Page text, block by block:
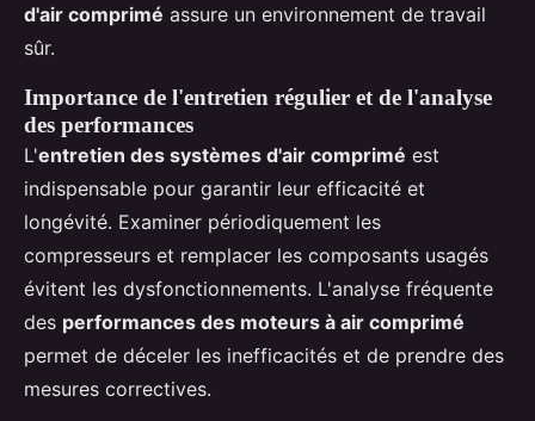
d'air comprimé assure un environnement de travail
sûr.
Importance de l'entretien régulier et de l'analyse
des performances
L'entretien des systèmes d'air comprimé est
indispensable pour garantir leur efficacité et
longévité. Examiner périodiquement les
compresseurs et remplacer les composants usagés
évitent les dysfonctionnements. L'analyse fréquente
des performances des moteurs à air comprimé
permet de déceler les inefficacités et de prendre des
mesures correctives.